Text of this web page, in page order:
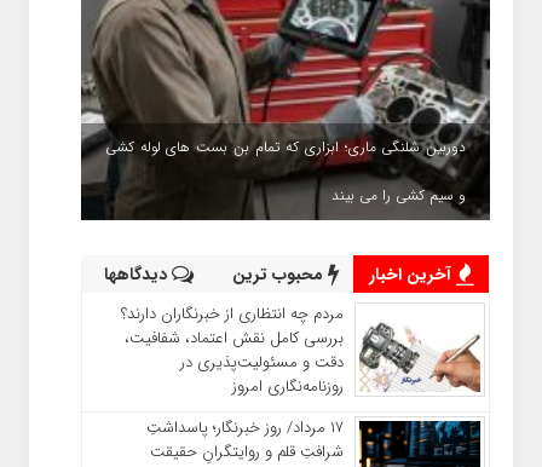
دوربین شلنگی ماری؛ ابزاری که تمام بن بست های لوله کشی
و سیم کشی را می بیند
آخرین اخبار محبوب ترین دیدگاهها
مردم چه انتظاری از خبرنگاران دارند؟
بررسی کامل نقش اعتماد، شفافیت،
دقت و مسئولیت‌پذیری در
روزنامه‌نگاری امروز
۱۷ مرداد/ روز خبرنگار؛ پاسداشتِ
شرافتِ قلم و روایتگرانِ حقیقت